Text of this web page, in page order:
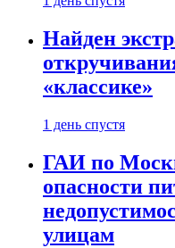
Найден
«классике»
1 день спустя
ГАИ по
опасности
улицам